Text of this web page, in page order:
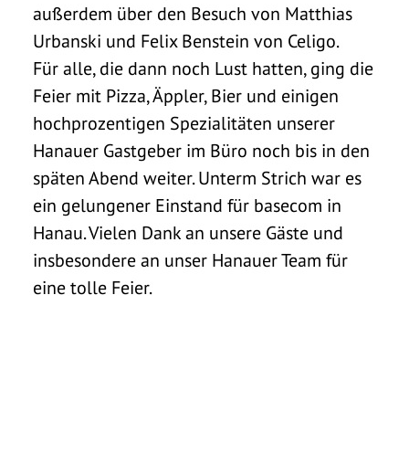
außerdem über den Besuch von Matthias
Urbanski und Felix Benstein von Celigo.
Für alle, die dann noch Lust hatten, ging die
Feier mit Pizza, Äppler, Bier und einigen
hochprozentigen Spezialitäten unserer
Hanauer Gastgeber im Büro noch bis in den
späten Abend weiter. Unterm Strich war es
ein gelungener Einstand für basecom in
Hanau. Vielen Dank an unsere Gäste und
insbesondere an unser Hanauer Team für
eine tolle Feier.